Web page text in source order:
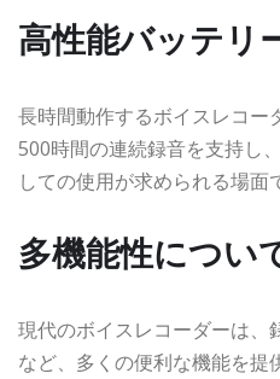
高性能バッテリ
長時間動作するボイスレコー
500時間の連続録音を支持し
しての使用が求められる場面
多機能性につい
現代のボイスレコーダーは、
など、多くの便利な機能を提